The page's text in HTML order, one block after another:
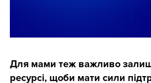
Для мами теж важливо
ресурсі, щоби мати сили